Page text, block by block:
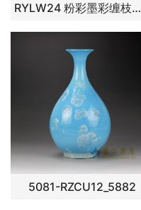
RYLW24 粉彩墨彩缠枝莲开窗镂空六方花瓶 高：40.3直径：21.8口径：底径：13.8重量：4.35KG
5081-RZCU12_5882